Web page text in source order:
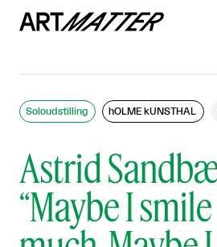
Astrid
“Maybe I
Soloudstilling hOLME kUNSTHAL